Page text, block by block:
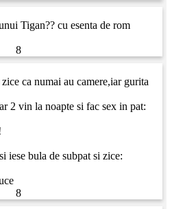
Tigan?? cu esenta de rom
8
ca numai au camere,iar gurita
2 vin la noapte si fac sex in pat:
iese bula de subpat si zice:
8